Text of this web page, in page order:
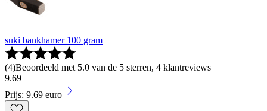
suki bankhamer 100 gram
(4)Beoordeeld met 5.0 van de 5 sterren, 4 klantreviews
9.69
Prijs: 9.69 euro